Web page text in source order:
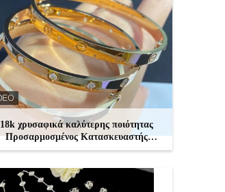
18k χρυσαφικά καλύτερης ποιότητας
Προσαρμοσμένος Κατασκευαστής
Κοσμημάτων Χονγκ Κονγκ Ρύθμιση